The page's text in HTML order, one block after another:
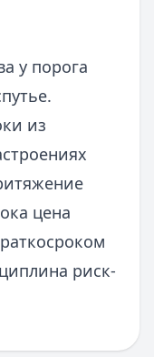
у порога
из
цена
риск-